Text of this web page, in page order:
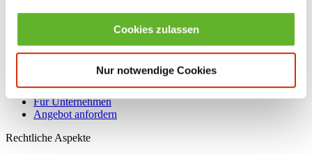
Cookies zulassen
Nur notwendige Cookies
Ausbildungsbetriebe
Leistungen und Preise
Für Unternehmen
Angebot anfordern
Rechtliche Aspekte